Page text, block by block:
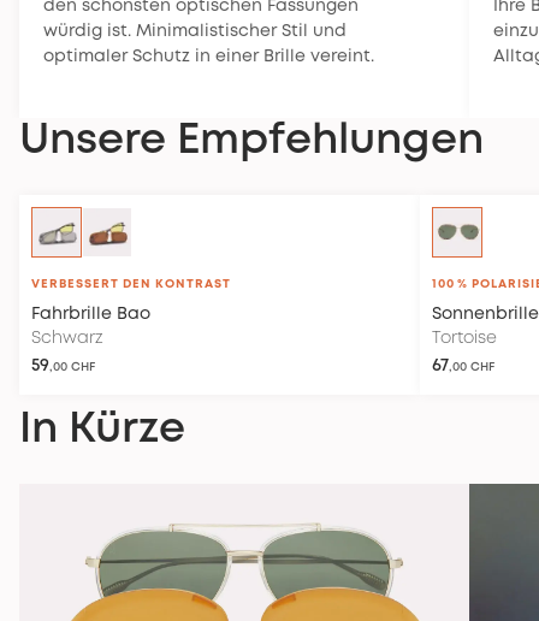
finden Sie in unserer
Rückgaberichtlinie
den schönsten optischen Fassungen
würdig ist. Minimalistischer Stil und
optimaler Schutz in einer Brille vereint.
Ihre
Unsere Empfehlungen
VERBESSERT DEN KONTRAST
Fahrbrille Bao
Schwarz
59,00 CHF
100 %
Sonnenbrille
Tortoise
67,00 CHF
In Kürze